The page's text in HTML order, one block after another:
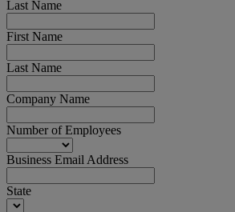
Last Name
First Name
Last Name
Company Name
Number of Employees
Business Email Address
State